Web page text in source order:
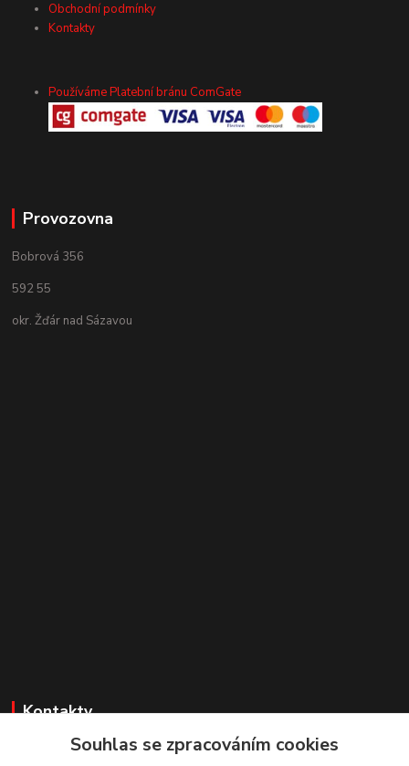
Obchodní podmínky
Kontakty
Používáme Platební bránu ComGate
Provozovna
Bobrová 356
592 55
okr. Žďár nad Sázavou
Kontakty
Irena DvořákováSouhlas se zpracováním cookies